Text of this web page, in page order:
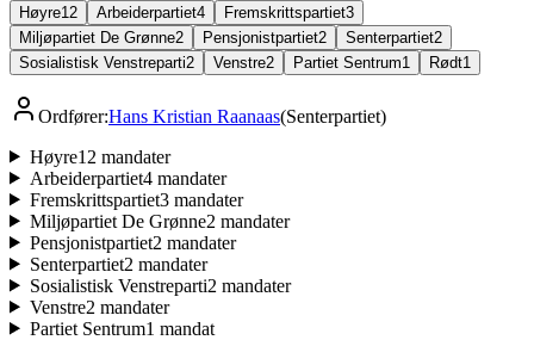
Høyre12 Arbeiderpartiet4 Fremskrittspartiet3
Miljøpartiet De Grønne2 Pensjonistpartiet2 Senterpartiet2
Sosialistisk Venstreparti2 Venstre2 Partiet Sentrum1 Rødt1
Ordfører:Hans Kristian Raanaas(Senterpartiet)
Høyre12 mandater
Arbeiderpartiet4 mandater
Fremskrittspartiet3 mandater
Miljøpartiet De Grønne2 mandater
Pensjonistpartiet2 mandater
Senterpartiet2 mandater
Sosialistisk Venstreparti2 mandater
Venstre2 mandater
Partiet Sentrum1 mandat